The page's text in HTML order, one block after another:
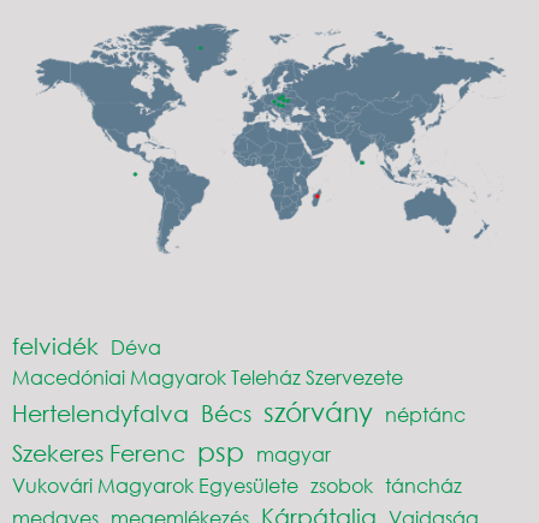
felvidék Déva
Macedóniai Magyarok Teleház Szervezete
Hertelendyfalva Bécs szórvány néptánc
Szekeres Ferenc psp magyar
Vukovári Magyarok Egyesülete zsobok táncház
medgyes megemlékezés Kárpátalja Vajdaság